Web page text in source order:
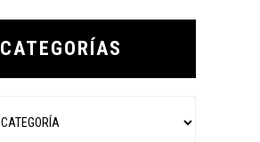
CATEGORÍAS